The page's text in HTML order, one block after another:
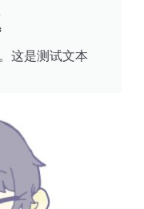
这是测试文本